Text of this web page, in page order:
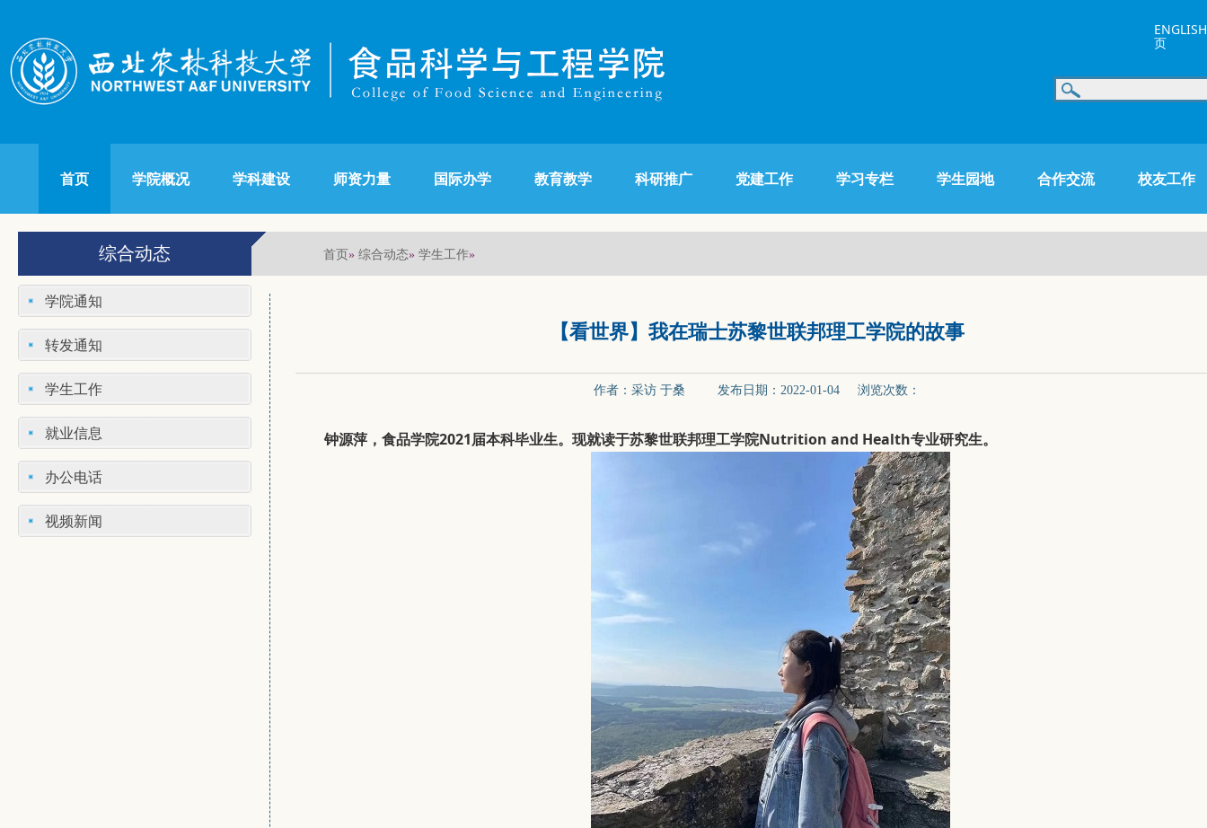
ENGLISH
页
首页 学院概况 学科建设 师资力量 国际办学 教育教学 科研推广 党建工作 学习专栏 学生园地 合作交流 校友工作
综合动态 首页» 综合动态» 学生工作»
学院通知
转发通知
学生工作
就业信息
办公电话
视频新闻
【看世界】我在瑞士苏黎世联邦理工学院的故事
作者：采访 于桑 发布日期：2022-01-04 浏览次数：
钟源萍，食品学院2021届本科毕业生。现就读于苏黎世联邦理工学院Nutrition and Health专业研究生。